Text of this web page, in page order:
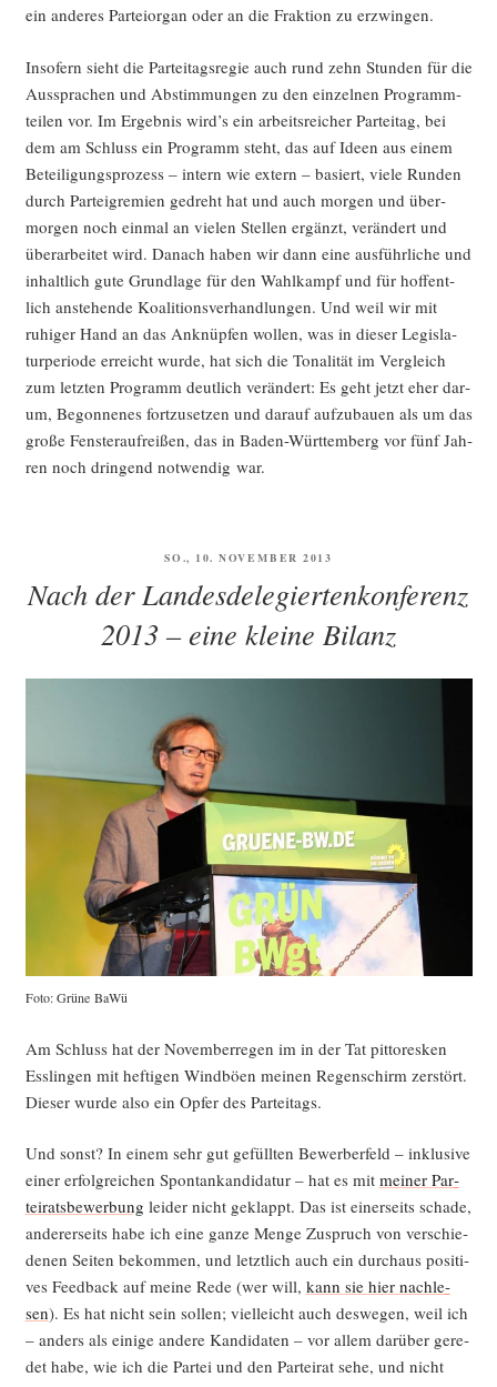
ein ande­res Par­tei­or­gan oder an die Frak­ti­on zu erzwingen.
Inso­fern sieht die Par­tei­tags­re­gie auch rund zehn Stun­den für die
Aus­spra­chen und Abstim­mun­gen zu den ein­zel­nen Pro­gramm­
tei­len vor. Im Ergeb­nis wird’s ein arbeits­rei­cher Par­tei­tag, bei
dem am Schluss ein Pro­gramm steht, das auf Ideen aus einem
Betei­li­gungs­pro­zess – intern wie extern – basiert, vie­le Run­den
durch Par­tei­gre­mi­en gedreht hat und auch mor­gen und über­
mor­gen noch ein­mal an vie­len Stel­len ergänzt, ver­än­dert und
über­ar­bei­tet wird. Danach haben wir dann eine aus­führ­li­che und
inhalt­lich gute Grund­la­ge für den Wahl­kampf und für hof­fent­
lich anste­hen­de Koali­ti­ons­ver­hand­lun­gen. Und weil wir mit
ruhi­ger Hand an das Anknüp­fen wol­len, was in die­ser Legis­la­
tur­pe­ri­ode erreicht wur­de, hat sich die Tona­li­tät im Ver­gleich
zum letz­ten Pro­gramm deut­lich ver­än­dert: Es geht jetzt eher dar­
um, Begon­ne­nes fort­zu­set­zen und dar­auf auf­zu­bau­en als um das
gro­ße Fens­ter­auf­rei­ßen, das in Baden-Würt­tem­berg vor fünf Jah­
ren noch drin­gend not­wen­dig war.
VERÖFFENTLICHT
SO., 10. NOVEMBER 2013
Nach der Landesdelegiertenkonferenz
2013 – eine kleine Bilanz
Foto: Grü­ne BaWü
Am Schluss hat der Novem­ber­re­gen im in der Tat pit­to­res­ken
Ess­lin­gen mit hef­ti­gen Wind­bö­en mei­nen Regen­schirm zer­stört.
Die­ser wur­de also ein Opfer des Parteitags.
Und sonst? In einem sehr gut gefüll­ten Bewer­ber­feld – inklu­si­ve
einer erfolg­rei­chen Spon­tankan­di­da­tur – hat es mit mei­ner Par­
tei­rats­be­wer­bung lei­der nicht geklappt. Das ist einer­seits scha­de,
ande­rer­seits habe ich eine gan­ze Men­ge Zuspruch von ver­schie­
de­nen Sei­ten bekom­men, und letzt­lich auch ein durch­aus posi­ti­
ves Feed­back auf mei­ne Rede (wer will, kann sie hier nach­le­
sen). Es hat nicht sein sol­len; viel­leicht auch des­we­gen, weil ich
– anders als eini­ge ande­re Kan­di­da­ten – vor allem dar­über gere­
det habe, wie ich die Par­tei und den Par­tei­rat sehe, und nicht